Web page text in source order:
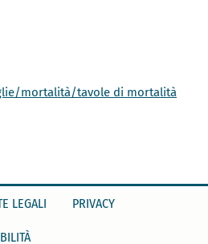
mortalità/tavole di mortalità
LEGALI PRIVACY